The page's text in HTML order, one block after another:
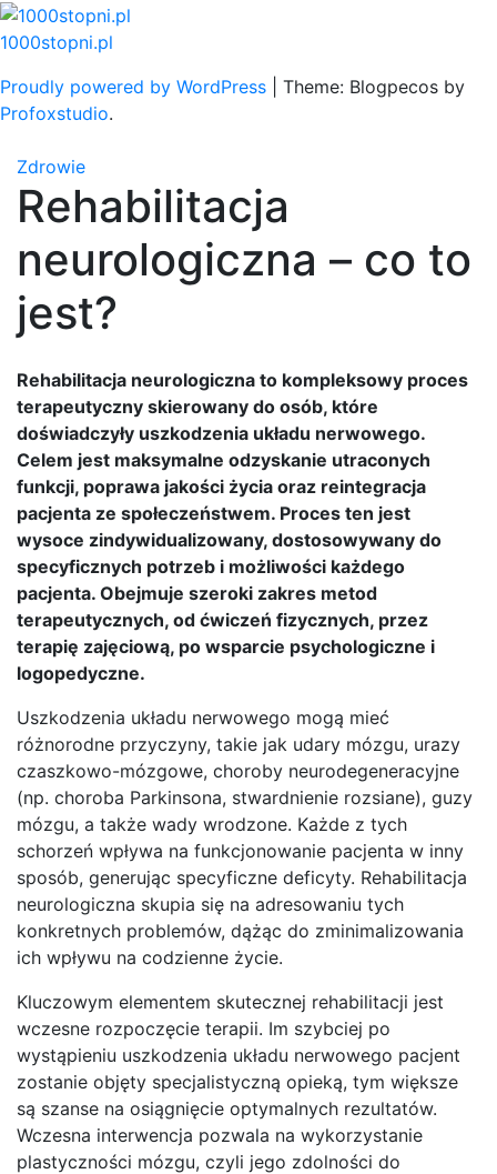
Skip
to
1000stopni.pl
Proudly powered by WordPress
Theme: Blogpecos by
Profoxstudio.
Zdrowie
Rehabilitacja
neurologiczna – co to
jest?
Rehabilitacja neurologiczna to kompleksowy proces
terapeutyczny skierowany do osób, które
doświadczyły uszkodzenia układu nerwowego.
Celem jest maksymalne odzyskanie utraconych
funkcji, poprawa jakości życia oraz reintegracja
pacjenta ze społeczeństwem. Proces ten jest
wysoce zindywidualizowany, dostosowywany do
specyficznych potrzeb i możliwości każdego
pacjenta. Obejmuje szeroki zakres metod
terapeutycznych, od ćwiczeń fizycznych, przez
terapię zajęciową, po wsparcie psychologiczne i
logopedyczne.
Uszkodzenia układu nerwowego mogą mieć
różnorodne przyczyny, takie jak udary mózgu, urazy
czaszkowo-mózgowe, choroby neurodegeneracyjne
(np. choroba Parkinsona, stwardnienie rozsiane), guzy
mózgu, a także wady wrodzone. Każde z tych
schorzeń wpływa na funkcjonowanie pacjenta w inny
sposób, generując specyficzne deficyty. Rehabilitacja
neurologiczna skupia się na adresowaniu tych
konkretnych problemów, dążąc do zminimalizowania
ich wpływu na codzienne życie.
Kluczowym elementem skutecznej rehabilitacji jest
wczesne rozpoczęcie terapii. Im szybciej po
wystąpieniu uszkodzenia układu nerwowego pacjent
zostanie objęty specjalistyczną opieką, tym większe
są szanse na osiągnięcie optymalnych rezultatów.
Wczesna interwencja pozwala na wykorzystanie
plastyczności mózgu, czyli jego zdolności do